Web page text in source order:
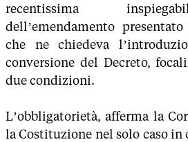
recentissima
dell’emendamento
che ne chiedeva
conversione del Decreto,
due condizioni.
L’obbligatorietà, afferma la
la Costituzione nel solo caso